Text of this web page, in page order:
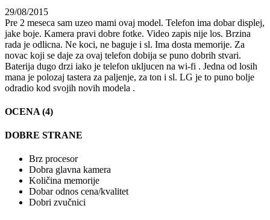
29/08/2015
Pre 2 meseca sam uzeo mami ovaj model. Telefon ima dobar displej,
jake boje. Kamera pravi dobre fotke. Video zapis nije los. Brzina
rada je odlicna. Ne koci, ne baguje i sl. Ima dosta memorije. Za
novac koji se daje za ovaj telefon dobija se puno dobrih stvari.
Baterija dugo drzi iako je telefon ukljucen na wi-fi . Jedna od losih
mana je polozaj tastera za paljenje, za ton i sl. LG je to puno bolje
odradio kod svojih novih modela .
OCENA (4)
DOBRE STRANE
Brz procesor
Dobra glavna kamera
Količina memorije
Dobar odnos cena/kvalitet
Dobri zvučnici